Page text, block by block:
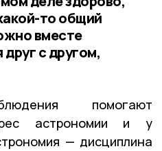
то общий
вместе
с другом,
помогают
астрономии и у
— дисциплина